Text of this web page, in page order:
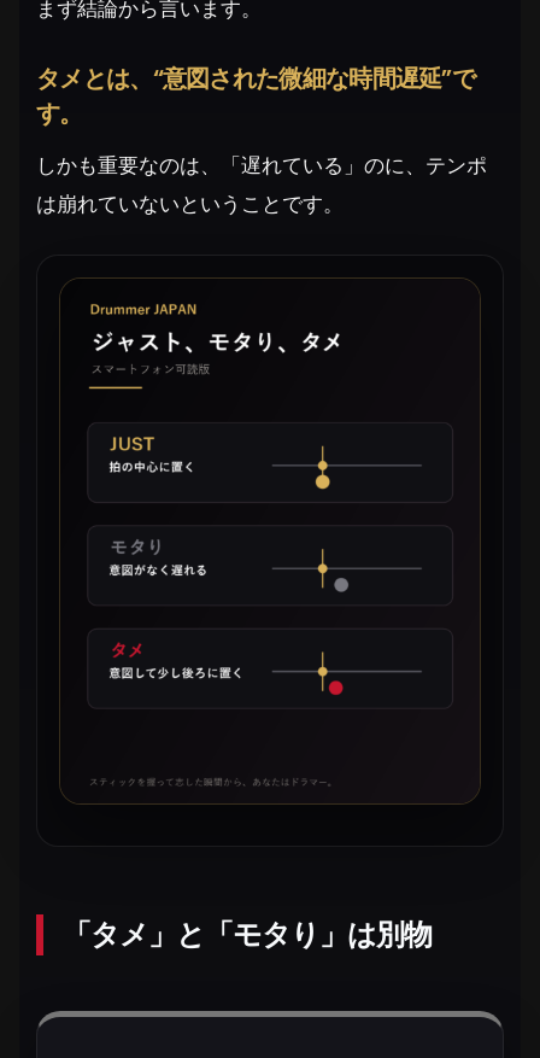
まず結論から言います。
タメとは、“意図された微細な時間遅延”で
す。
しかも重要なのは、「遅れている」のに、テンポ
は崩れていないということです。
「タメ」と「モタり」は別物